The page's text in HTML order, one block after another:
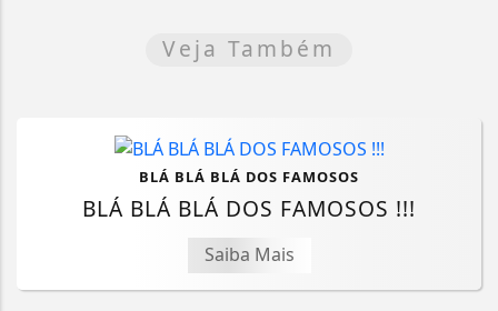
Veja Também
BLÁ BLÁ BLÁ DOS FAMOSOS
BLÁ BLÁ BLÁ DOS FAMOSOS !!!
Saiba Mais